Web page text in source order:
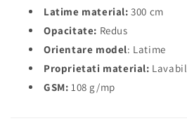
Latime material:300 cm
Opacitate: Redus
Orientare model: Latime
Proprietati material: Lavabil
GSM: 108 g/mp